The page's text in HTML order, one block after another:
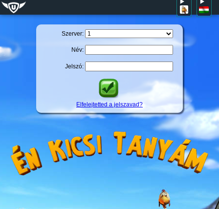
Szerver:
Név:
Jelszó:
Elfelejtetted a jelszavad?